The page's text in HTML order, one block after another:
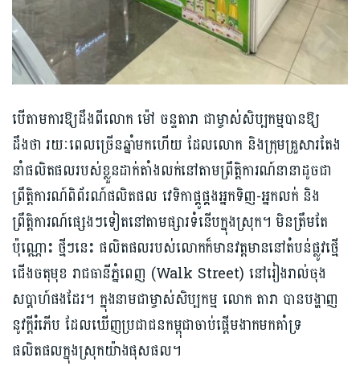
បើតាមការឱ្យដឹងពីលោក ម៉ៅ ចន្ទតារា ជាម្ចាស់សិប្បកម្មបានឱ្យ
ដឹងថា រយៈពេលច្រើនឆ្នាំមក​ហើយ ដែលលោក និងក្រុមគ្រួសារតែង
នាំផលិតផលរបស់ខ្លួនដាក់តាំងលក់នៅតាម​ព្រឹត្តិការណ៍​នានាដូចជា
ព្រឹត្តិការណ៍ពិព័រណ៍ផលិតផល វេទិកាផ្គូផ្គងអ្នកទិញ-អ្នកលក់ និង
ព្រឹត្តិការណ៍ផ្សេងៗទៀតនៅតាមផ្សារទំនើបក្នុងស្រុក។ មិនត្រឹមតែ
ប៉ុណ្ណោះ ថ្មីៗនេះ ផលិតផលរបស់លោកក៏មានវត្តមាននៅតំបន់ផ្លូវថ្មើ
ជើងចតុមុខ រាជធានីភ្នំពេញ (Walk Street) នៅរៀងរាល់ចុង
សប្ដាហ៍ផងដែរ។ ក្នុងនាមជាម្ចាស់សិប្បកម្ម លោក តារា បានបង្ហាញ
នូវក្ដីរំភើប ដែលឃើញប្រជាជនកម្ពុជាចាប់ផ្ដើមងាកមកគាំទ្រ
ផលិតផលក្នុងស្រុកយ៉ាងផុសផល។